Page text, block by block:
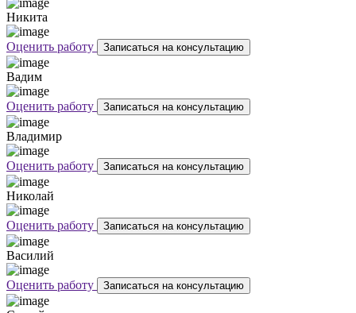
Никита
Оценить работу Записаться на консультацию
Вадим
Оценить работу Записаться на консультацию
Владимир
Оценить работу Записаться на консультацию
Николай
Оценить работу Записаться на консультацию
Василий
Оценить работу Записаться на консультацию